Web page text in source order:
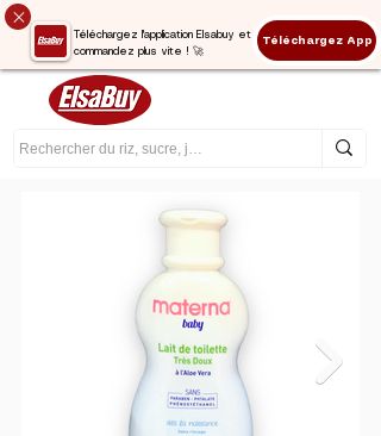
Téléchargez l'application Elsabuy et
commandez plus vite ! 🚀
Téléchargez App